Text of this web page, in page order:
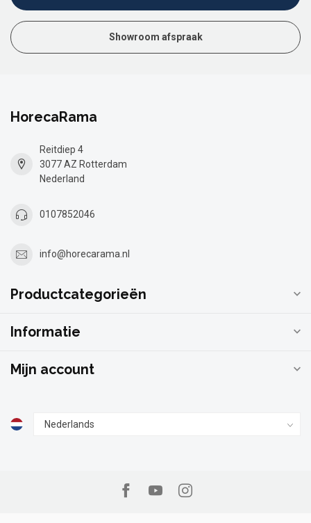
Showroom afspraak
HorecaRama
Reitdiep 4
3077 AZ Rotterdam
Nederland
0107852046
info@horecarama.nl
Productcategorieën
Informatie
Mijn account